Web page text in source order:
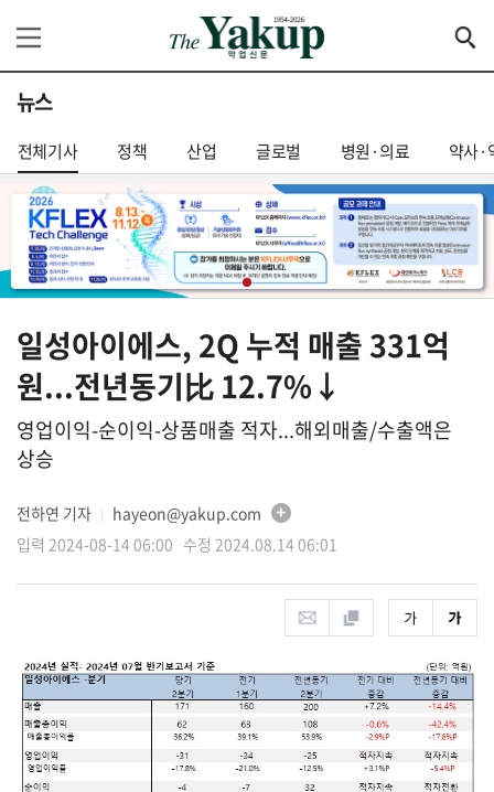
뉴스
전체기사 정책 산업 글로벌 병원·의료 약사·
일성아이에스, 2Q 누적 매출 331억
원...전년동기比 12.7%↓
영업이익-순이익-상품매출 적자...해외매출/수출액은
상승
전하연 기자
hayeon@yakup.com
입력 2024-08-14 06:00 수정 2024.08.14 06:01